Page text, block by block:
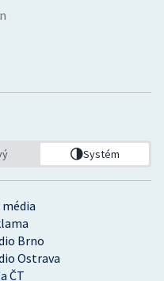
Brno
Ostrava
ČT
Systém